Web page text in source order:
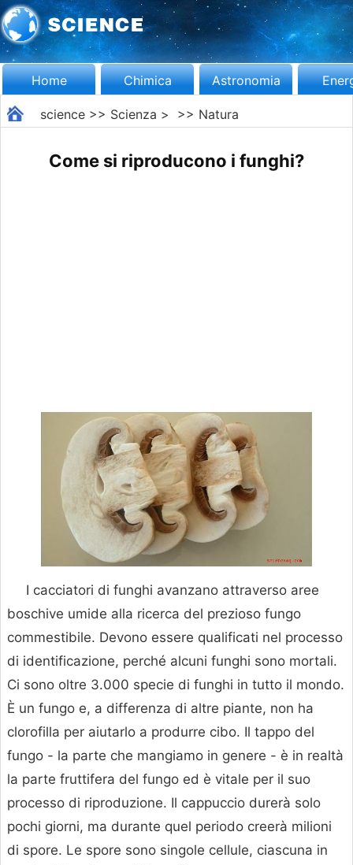
Home Chimica Astronomia
science>> Scienza > >> Natura
Come si riproducono i funghi?
I cacciatori di funghi avanzano attraverso aree
boschive umide alla ricerca del prezioso fungo
commestibile. Devono essere qualificati nel processo
di identificazione, perché alcuni funghi sono mortali.
Ci sono oltre 3.000 specie di funghi in tutto il mondo.
È un fungo e, a differenza di altre piante, non ha
clorofilla per aiutarlo a produrre cibo. Il tappo del
fungo - la parte che mangiamo in genere - è in realtà
la parte fruttifera del fungo ed è vitale per il suo
processo di riproduzione. Il cappuccio durerà solo
pochi giorni, ma durante quel periodo creerà milioni
di spore. Le spore sono singole cellule, ciascuna in